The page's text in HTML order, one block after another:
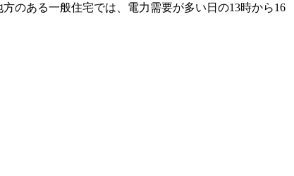
のある一般住宅では、電力需要が多い日の13時から16